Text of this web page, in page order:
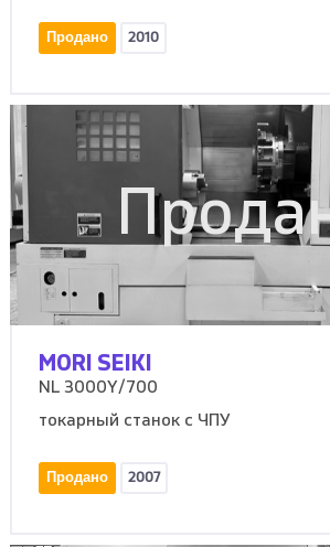
Продано 2010
MORI SEIKI
NL 3000Y/700
токарный станок с ЧПУ
Продано 2007